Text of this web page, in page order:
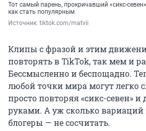
Тот самый парень, прокричавший «сикс-
как стать популярным
Источник: tiktok.com/matvii
Клипы с фразой и этим
повторять в TikTok, так мем и
Бессмысленно и беспощадно.
любой точки мира могут легко
просто повторяя «сикс-севен»
руками. А уж сколько вариаций
блогеры — не сосчитать.